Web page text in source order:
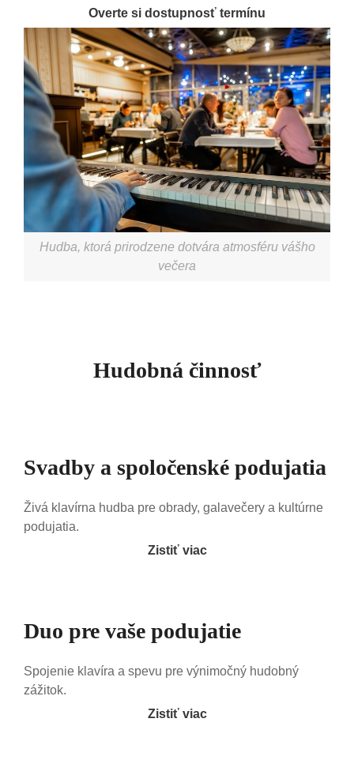
Overte si dostupnosť termínu
Hudba, ktorá prirodzene dotvára atmosféru vášho
večera
Hudobná činnosť
Svadby a spoločenské podujatia
Živá klavírna hudba pre obrady, galavečery a kultúrne
podujatia.
Zistiť viac
Duo pre vaše podujatie
Spojenie klavíra a spevu pre výnimočný hudobný
zážitok.
Zistiť viac